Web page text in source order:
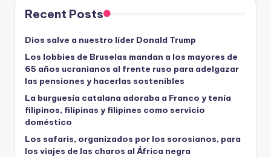
Recent Posts
Dios salve a nuestro líder Donald Trump
Los lobbies de Bruselas mandan a los mayores de
65 años ucranianos al frente ruso para adelgazar
las pensiones y hacerlas sostenibles
La burguesía catalana adoraba a Franco y tenía
filipinos, filipinas y filipines como servicio
doméstico
Los safaris, organizados por los sorosianos, para
los viajes de las charos al África negra